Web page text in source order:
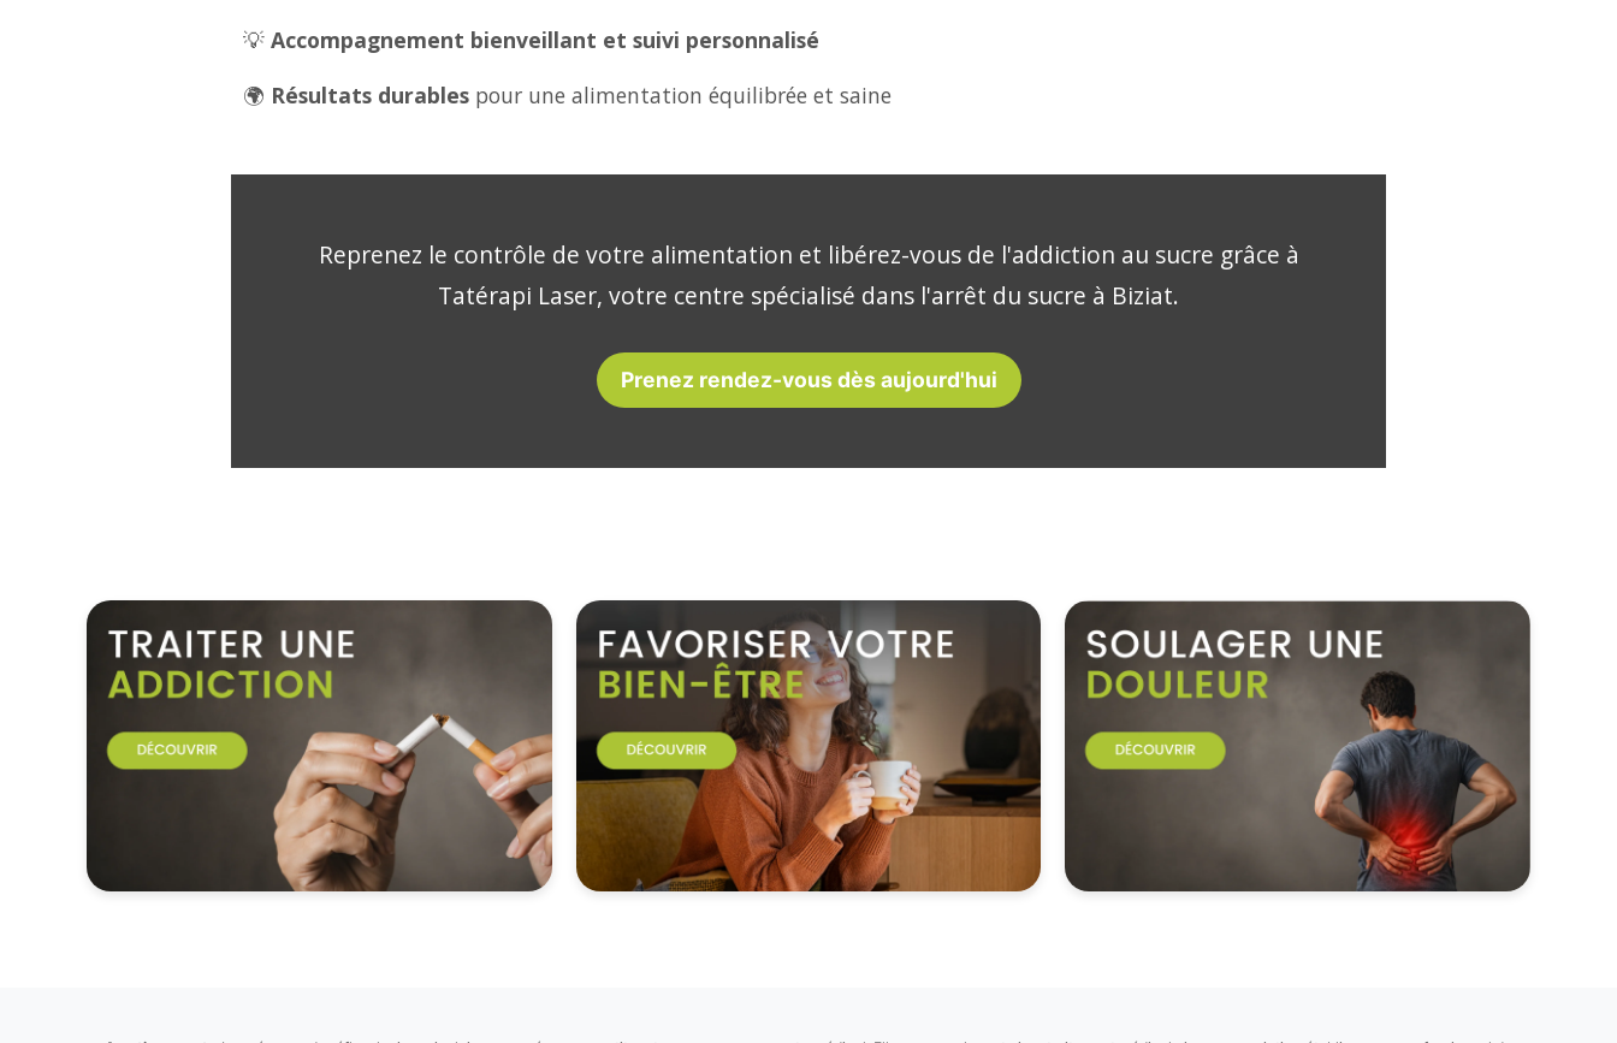
💡 Accompagnement bienveillant et suivi personnalisé
🌍 Résultats durables pour une alimentation équilibrée et saine
Reprenez le contrôle de votre alimentation et libérez-vous de l'addiction au sucre grâce à
Tatérapi Laser, votre centre spécialisé dans l'arrêt du sucre à Biziat.
Prenez rendez-vous dès aujourd'hui